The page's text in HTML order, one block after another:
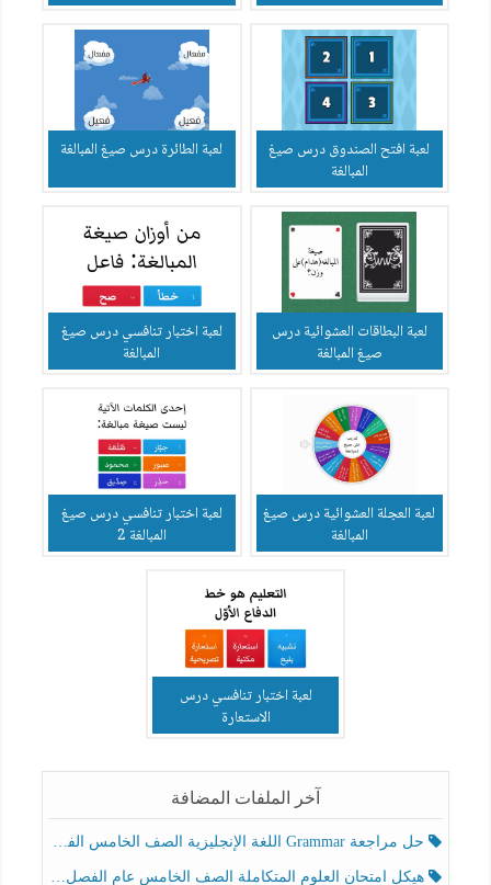
لعبة افتح الصندوق درس صيغ
المبالغة
لعبة الطائرة درس صيغ المبالغة
لعبة البطاقات العشوائية درس
صيغ المبالغة
لعبة اختبار تنافسي درس صيغ
المبالغة
لعبة العجلة العشوائية درس صيغ
المبالغة
لعبة اختبار تنافسي درس صيغ
المبالغة 2
لعبة اختبار تنافسي درس
الاستعارة
آخر الملفات المضافة
حل مراجعة Grammar اللغة الإنجليزية الصف الخامس الفصل الثالث
هيكل امتحان العلوم المتكاملة الصف الخامس عام الفصل الدراسي الثالث 2025-2026